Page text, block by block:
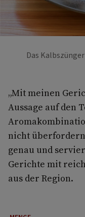
Das
„Mit meinen
Aussage auf den
nicht
genau und
Gerichte mit
aus der Region.